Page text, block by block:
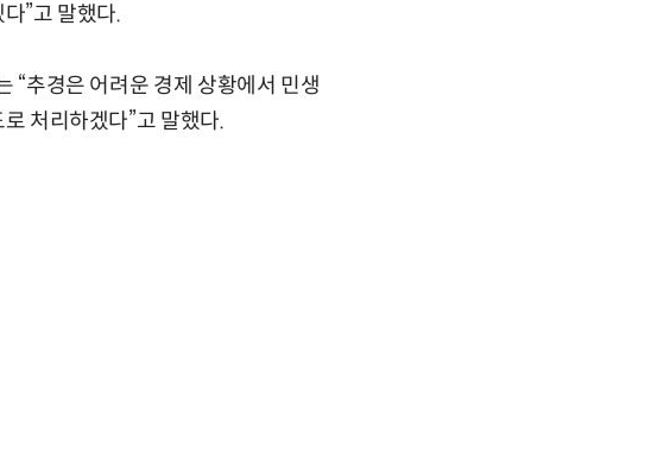
”고 말했다.
“추경은 어려운 경제 상황에서 민생
처리하겠다”고 말했다.